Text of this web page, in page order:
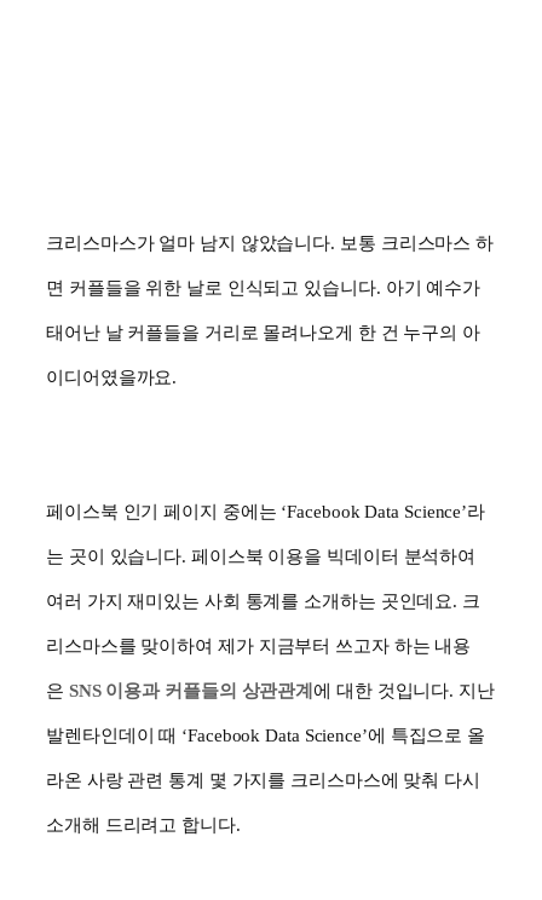
크리스마스가 얼마 남지 않았습니다. 보통 크리스마스 하
면 커플들을 위한 날로 인식되고 있습니다. 아기 예수가
태어난 날 커플들을 거리로 몰려나오게 한 건 누구의 아
이디어였을까요.
페이스북 인기 페이지 중에는 ‘Facebook Data Science’라
는 곳이 있습니다. 페이스북 이용을 빅데이터 분석하여
여러 가지 재미있는 사회 통계를 소개하는 곳인데요. 크
리스마스를 맞이하여 제가 지금부터 쓰고자 하는 내용
은 SNS 이용과 커플들의 상관관계에 대한 것입니다. 지난
발렌타인데이 때 ‘Facebook Data Science’에 특집으로 올
라온 사랑 관련 통계 몇 가지를 크리스마스에 맞춰 다시
소개해 드리려고 합니다.